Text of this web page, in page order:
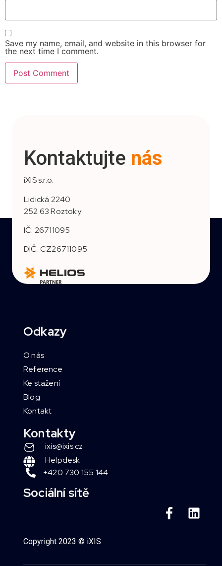
Save my name, email, and website in this browser for
the next time I comment.
Kontaktujte nás
iXIS s.r.o.
Lidická 2240
252 63 Roztoky
IČ: 26711095
DIČ: CZ26711095
Odkazy
O nás
Reference
Ke stažení
Blog
Kontakt
Kontakty
ixis@ixis.cz
Helpdesk
+420 730 155 144
Sociální sítě
Copyright 2023 © iXIS